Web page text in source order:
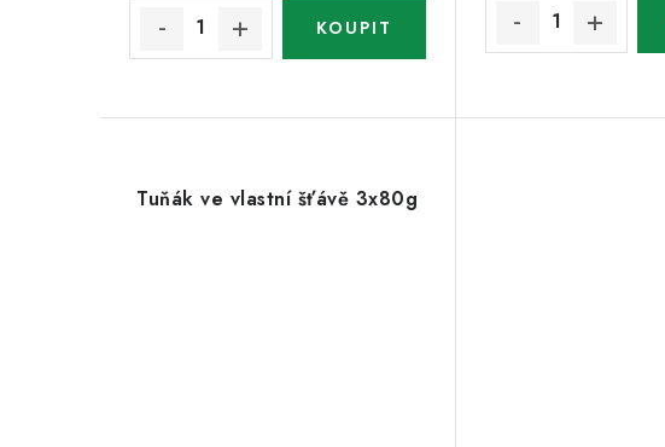
Tuňák ve vlastní šťávě 3x80g